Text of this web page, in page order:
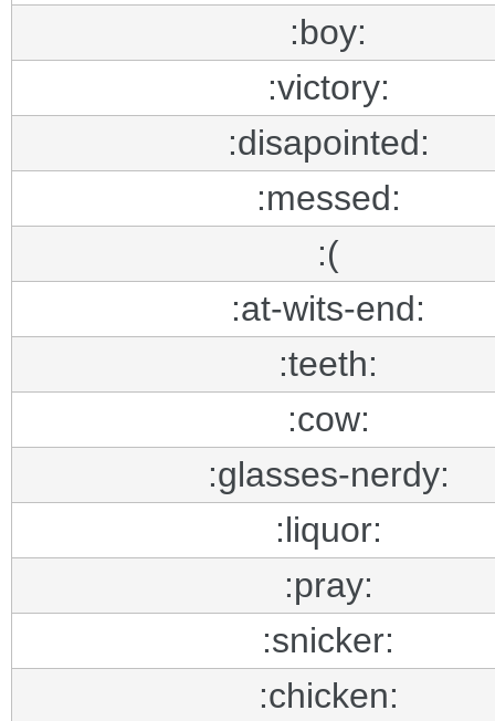
:boy:
:victory:
:disapointed:
:messed:
:(
:at-wits-end:
:teeth:
:cow:
:glasses-nerdy:
:liquor:
:pray:
:snicker:
:chicken: